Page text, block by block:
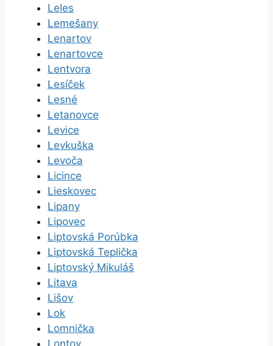
Leles
Lemešany
Lenartov
Lenartovce
Lentvora
Lesíček
Lesné
Letanovce
Levice
Levkuška
Levoča
Licince
Lieskovec
Lipany
Lipovec
Liptovská Porúbka
Liptovská Teplička
Liptovský Mikuláš
Litava
Lišov
Lok
Lomnička